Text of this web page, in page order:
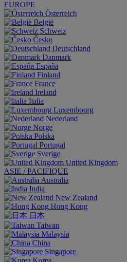
EUROPE
Österreich
België
Schweiz
Česko
Deutschland
Danmark
España
Finland
France
Ireland
Italia
Luxembourg
Nederland
Norge
Polska
Portugal
Sverige
United Kingdom
ASIE / PACIFIQUE
Australia
India
New Zealand
Hong Kong
日本
Taiwan
Malaysia
China
Singapore
Korea